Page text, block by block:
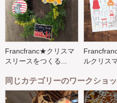
Francfranc★クリスマ
スリースをつくる...
ルクリス
同じカテゴリーのワークショ